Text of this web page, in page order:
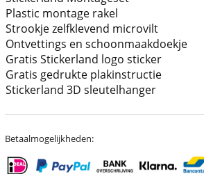
Plastic montage rakel
Strookje zelfklevend microvilt
Ontvettings en schoonmaakdoekje
Gratis Stickerland logo sticker
Gratis gedrukte plakinstructie
Stickerland 3D sleutelhanger
Betaalmogelijkheden: